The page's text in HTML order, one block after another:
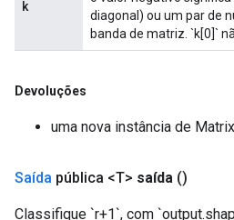
k
diagonal) ou um par de
banda de matriz. `k[0]`
Devoluções
uma nova instância de
Saída pública <T> saída ()
Classifique `r+1`, com